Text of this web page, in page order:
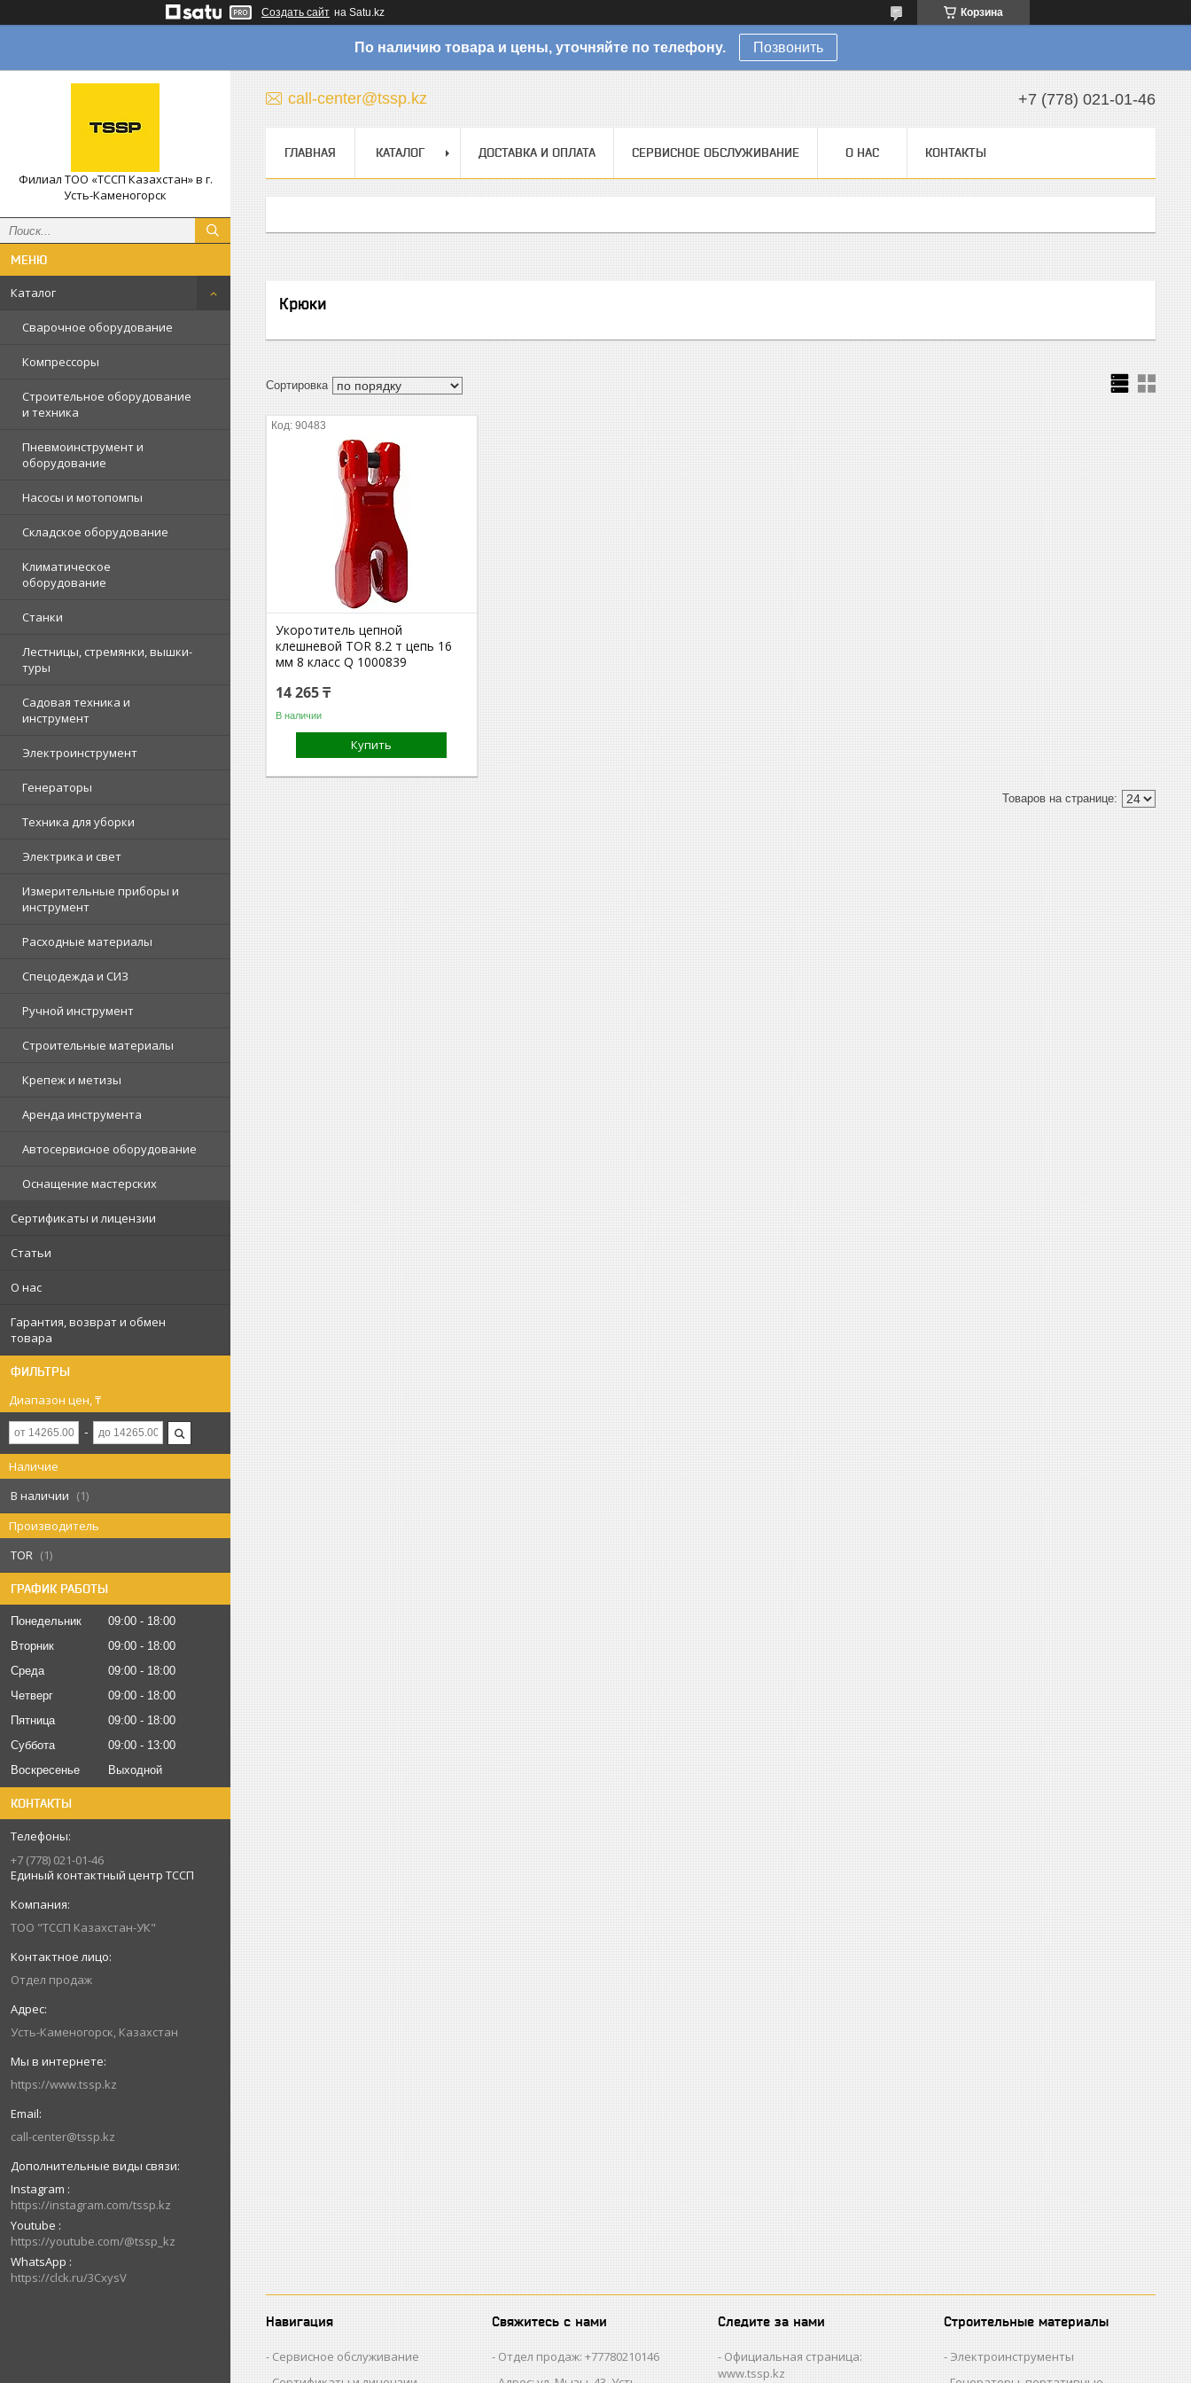
Создать сайт на Satu.kz Корзина
По наличию товара и цены, уточняйте по телефону. Позвонить
Филиал ТОО «ТССП Казахстан» в г.
Усть-Каменогорск
Каталог
Сварочное оборудование
Компрессоры
Строительное оборудование
и техника
Пневмоинструмент и
оборудование
Насосы и мотопомпы
Складское оборудование
Климатическое
оборудование
Станки
Лестницы, стремянки, вышки-
туры
Садовая техника и
инструмент
Электроинструмент
Генераторы
Техника для уборки
Электрика и свет
Измерительные приборы и
инструмент
Расходные материалы
Спецодежда и СИЗ
Ручной инструмент
Строительные материалы
Крепеж и метизы
Аренда инструмента
Автосервисное оборудование
Оснащение мастерских
Сертификаты и лицензии
Статьи
О нас
Гарантия, возврат и обмен
товара
ФИЛЬТРЫ
Диапазон цен, ₸
Наличие
В наличии
1
Производитель
TOR
1
ГРАФИК РАБОТЫ
Понедельник 09:00
18:00
Вторник
09:00
18:00
Среда
09:00
18:00
Четверг
09:00
18:00
Пятница
09:00
18:00
Суббота
09:00
13:00
Воскресенье
Выходной
КОНТАКТЫ
+7 (778) 021-01-46
Единый контактный центр ТССП
ТОО "ТССП Казахстан-УК"
Отдел продаж
Усть-Каменогорск, Казахстан
https://www.tssp.kz
call-center@tssp.kz
Instagram
https://instagram.com/tssp.kz
Youtube
https://youtube.com/@tssp_kz
WhatsApp
https://clck.ru/3CxysV
call-center@tssp.kz +7 (778) 021-01-46
ГЛАВНАЯ КАТАЛОГ ДОСТАВКА И ОПЛАТА СЕРВИСНОЕ ОБСЛУЖИВАНИЕ О НАС КОНТАКТЫ
Крюки
90483
Укоротитель цепной
клешневой TOR 8.2 т цепь 16
мм 8 класс Q 1000839
14 265 ₸
В наличии
Купить
Навигация
Сервисное обслуживание
Свяжитесь с нами
Отдел продаж: +77780210146
Следите за нами
Официальная страница:
www.tssp.kz
Строительные материалы
Электроинструменты